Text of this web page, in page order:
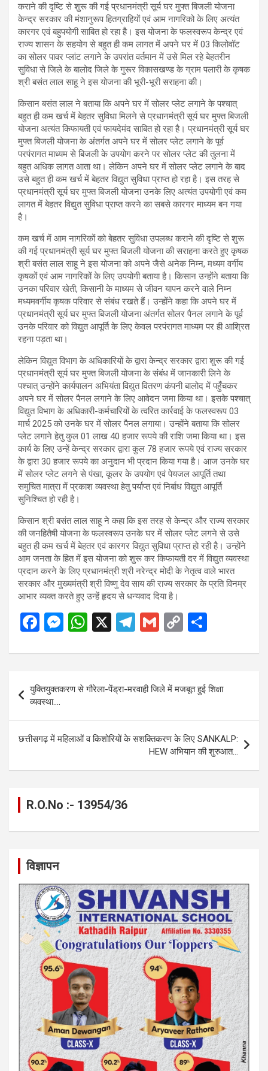
कराने की दृष्टि से शुरू की गई प्रधानमंत्री सूर्य घर मुफ्त बिजली योजना
केन्द्र सरकार की मंशानुरूप हितग्राहियों एवं आम नागरिको के लिए अत्यंत
कारगर एवं बहुपयोगी साबित हो रहा है। इस योजना के फलस्वरूप केन्द्र एवं
राज्य शासन के सहयोग से बहुत ही कम लागत में अपने घर में 03 किलोवॉट
का सोलर पावर प्लांट लगाने के उपरांत वर्तमान में उसे मिल रहे बेहतरीन
सुविधा से जिले के बालोद जिले के गुरूर विकासखण्ड के ग्राम पलारी के कृषक
श्री बसंत लाल साहू ने इस योजना की भूरी-भूरी सराहना की।
किसान बसंत लाल ने बताया कि अपने घर में सोलर प्लेट लगाने के पश्चात्
बहुत ही कम खर्च में बेहतर सुविधा मिलने से प्रधानमंत्री सूर्य घर मुफ्त बिजली
योजना अत्यंत किफायती एवं फायदेमंद साबित हो रहा है। प्रधानमंत्री सूर्य घर
मुफ्त बिजली योजना के अंतर्गत अपने घर में सोलर प्लेट लगाने के पूर्व
परपंरागत माध्यम से बिजली के उपयोग करने पर सोलर प्लेट की तुलना में
बहुत अधिक लागत आता था। लेकिन अपने घर में सोलर प्लेट लगाने के बाद
उसे बहुत ही कम खर्च में बेहतर विद्युत सुविधा प्राप्त हो रहा है। इस तरह से
प्रधानमंत्री सूर्य घर मुफ्त बिजली योजना उनके लिए अत्यंत उपयोगी एवं कम
लागत में बेहतर विद्युत सुविधा प्राप्त करने का सबसे कारगर माध्यम बन गया
है।
कम खर्च में आम नागरिकों को बेहतर सुविधा उपलब्ध कराने की दृष्टि से शुरू
की गई प्रधानमंत्री सूर्य घर मुफ्त बिजली योजना की सराहना करते हुए कृषक
श्री बसंत लाल साहू ने इस योजना को अपने जैसे अनेक निम्न, मध्यम वर्गीय
कृषकों एवं आम नागरिकों के लिए उपयोगी बताया है। किसान उन्होंने बताया कि
उनका परिवार खेती, किसानी के माध्यम से जीवन यापन करने वाले निम्न
मध्यमवर्गीय कृषक परिवार से संबंध रखते हैं। उन्होंने कहा कि अपने घर में
प्रधानमंत्री सूर्य घर मुफ्त बिजली योजना अंतर्गत सोलर पैनल लगाने के पूर्व
उनके परिवार को विद्युत आपूर्ति के लिए केवल परपंरागत माध्यम पर ही आश्रित
रहना पड़ता था।
लेकिन विद्युत विभाग के अधिकारियों के द्वारा केन्द्र सरकार द्वारा शुरू की गई
प्रधानमंत्री सूर्य घर मुफ्त बिजली योजना के संबंध में जानकारी लिने के
पश्चात् उन्होंने कार्यपालन अभियंता विद्युत वितरण कंपनी बालोद में पहुँचकर
अपने घर में सोलर पैनल लगाने के लिए आवेदन जमा किया था। इसके पश्चात्
विद्युत विभाग के अधिकारी-कर्मचारियों के त्वरित कार्रवाई के फलस्वरूप 03
मार्च 2025 को उनके घर में सोलर पैनल लगाया। उन्होंने बताया कि सोलर
प्लेट लगाने हेतु कुल 01 लाख 40 हजार रूपये की राशि जमा किया था। इस
कार्य के लिए उन्हें केन्द्र सरकार द्वारा कुल 78 हजार रूपये एवं राज्य सरकार
के द्वारा 30 हजार रूपये का अनुदान भी प्रदान किया गया है। आज उनके घर
में सोलर प्लेट लगने से पंखा, कूलर के उपयोग एवं पेयजल आपूर्ति तथा
समुचित मात्रा में प्रकाश व्यवस्था हेतु पर्याप्त एवं निर्बाध विद्युत आपूर्ति
सुनिश्चित हो रही है।
किसान श्री बसंत लाल साहू ने कहा कि इस तरह से केन्द्र और राज्य सरकार
की जनहितैषी योजना के फलस्वरूप उनके घर में सोलर प्लेट लगने से उसे
बहुत ही कम खर्च में बेहतर एवं कारगर विद्युत सुविधा प्राप्त हो रही है। उन्होंने
आम जनता के हित में इस योजना को शुरू कर किफायती दर में विद्युत व्यवस्था
प्रदान करने के लिए प्रधानमंत्री श्री नरेन्द्र मोदी के नेतृत्व वाले भारत
सरकार और मुख्यमंत्री श्री विष्णु देव साय की राज्य सरकार के प्रति विनम्र
आभार व्यक्त करते हुए उन्हें हृदय से धन्यवाद दिया है।
F
ce
b
o
o
k
M
se
g
er
W
at
s
A
p
p
X
T
e
gr
a
m
G
ail
C
py
n
k
ar
e
Post
navigation
युक्तियुक्तकरण से गौरेला-पेंड्रा-मरवाही जिले में मजबूत हुई शिक्षा
व्यवस्था….
छत्तीसगढ़ में महिलाओं व किशोरियों के सशक्तिकरण के लिए SANKALP:
HEW अभियान की शुरुआत…
R.O.No :- 13954/36
विज्ञापन